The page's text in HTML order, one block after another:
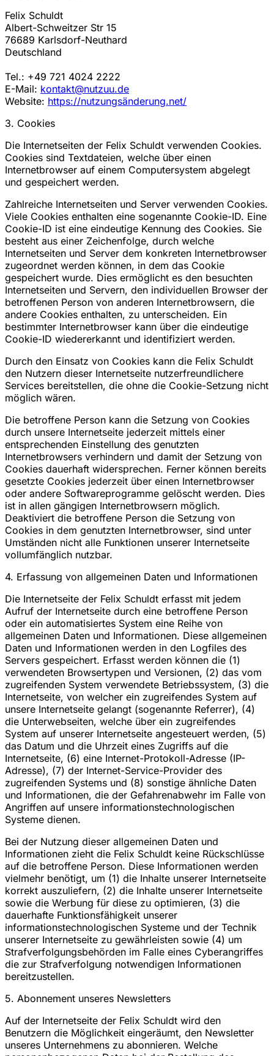
Felix Schuldt
Albert-Schweitzer Str 15
76689 Karlsdorf-Neuthard
Deutschland
Tel.: +49 721 4024 2222
E-Mail: kontakt@nutzuu.de
Website: https://nutzungsänderung.net/
3. Cookies
Die Internetseiten der Felix Schuldt verwenden Cookies.
Cookies sind Textdateien, welche über einen
Internetbrowser auf einem Computersystem abgelegt
und gespeichert werden.
Zahlreiche Internetseiten und Server verwenden Cookies.
Viele Cookies enthalten eine sogenannte Cookie-ID. Eine
Cookie-ID ist eine eindeutige Kennung des Cookies. Sie
besteht aus einer Zeichenfolge, durch welche
Internetseiten und Server dem konkreten Internetbrowser
zugeordnet werden können, in dem das Cookie
gespeichert wurde. Dies ermöglicht es den besuchten
Internetseiten und Servern, den individuellen Browser der
betroffenen Person von anderen Internetbrowsern, die
andere Cookies enthalten, zu unterscheiden. Ein
bestimmter Internetbrowser kann über die eindeutige
Cookie-ID wiedererkannt und identifiziert werden.
Durch den Einsatz von Cookies kann die Felix Schuldt
den Nutzern dieser Internetseite nutzerfreundlichere
Services bereitstellen, die ohne die Cookie-Setzung nicht
möglich wären.
Die betroffene Person kann die Setzung von Cookies
durch unsere Internetseite jederzeit mittels einer
entsprechenden Einstellung des genutzten
Internetbrowsers verhindern und damit der Setzung von
Cookies dauerhaft widersprechen. Ferner können bereits
gesetzte Cookies jederzeit über einen Internetbrowser
oder andere Softwareprogramme gelöscht werden. Dies
ist in allen gängigen Internetbrowsern möglich.
Deaktiviert die betroffene Person die Setzung von
Cookies in dem genutzten Internetbrowser, sind unter
Umständen nicht alle Funktionen unserer Internetseite
vollumfänglich nutzbar.
4. Erfassung von allgemeinen Daten und Informationen
Die Internetseite der Felix Schuldt erfasst mit jedem
Aufruf der Internetseite durch eine betroffene Person
oder ein automatisiertes System eine Reihe von
allgemeinen Daten und Informationen. Diese allgemeinen
Daten und Informationen werden in den Logfiles des
Servers gespeichert. Erfasst werden können die (1)
verwendeten Browsertypen und Versionen, (2) das vom
zugreifenden System verwendete Betriebssystem, (3) die
Internetseite, von welcher ein zugreifendes System auf
unsere Internetseite gelangt (sogenannte Referrer), (4)
die Unterwebseiten, welche über ein zugreifendes
System auf unserer Internetseite angesteuert werden, (5)
das Datum und die Uhrzeit eines Zugriffs auf die
Internetseite, (6) eine Internet-Protokoll-Adresse (IP-
Adresse), (7) der Internet-Service-Provider des
zugreifenden Systems und (8) sonstige ähnliche Daten
und Informationen, die der Gefahrenabwehr im Falle von
Angriffen auf unsere informationstechnologischen
Systeme dienen.
Bei der Nutzung dieser allgemeinen Daten und
Informationen zieht die Felix Schuldt keine Rückschlüsse
auf die betroffene Person. Diese Informationen werden
vielmehr benötigt, um (1) die Inhalte unserer Internetseite
korrekt auszuliefern, (2) die Inhalte unserer Internetseite
sowie die Werbung für diese zu optimieren, (3) die
dauerhafte Funktionsfähigkeit unserer
informationstechnologischen Systeme und der Technik
unserer Internetseite zu gewährleisten sowie (4) um
Strafverfolgungsbehörden im Falle eines Cyberangriffes
die zur Strafverfolgung notwendigen Informationen
bereitzustellen.
5. Abonnement unseres Newsletters
Auf der Internetseite der Felix Schuldt wird den
Benutzern die Möglichkeit eingeräumt, den Newsletter
unseres Unternehmens zu abonnieren. Welche